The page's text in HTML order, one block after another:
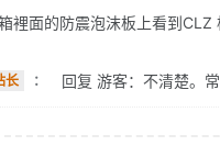
裡面的防震泡沫板上看到
长 ： 回复 游客：不清楚。